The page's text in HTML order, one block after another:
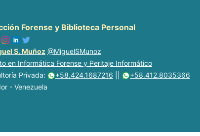
Forense y Biblioteca Personal
S. Muñoz @MiguelSMunoz
en Informática Forense y Peritaje Informático
Privada:
+58.424.1687216
+58.412.8035366
- Venezuela